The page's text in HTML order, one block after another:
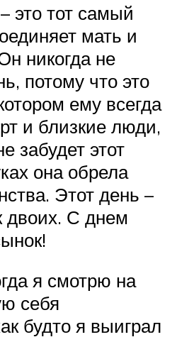
это тот самый
мать и
никогда не
потому что это
ему всегда
и близкие люди,
забудет этот
она обрела
Этот день –
двоих. С днем
я смотрю на
себя
будто я выиграл